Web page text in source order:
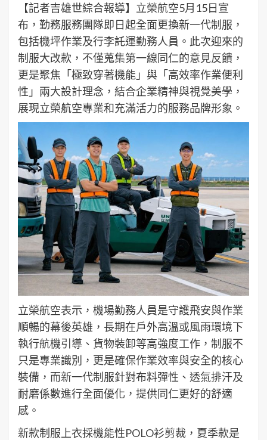
【記者吉雄世綜合報導】立榮航空5月15日宣
布，勤務服務團隊即日起全面更換新一代制服，
包括機坪作業及行李託運勤務人員。此次迎來的
制服大改款，不僅蒐集第一線同仁的意見反饋，
更是聚焦「極致穿著機能」與「高效率作業便利
性」兩大設計理念，結合企業精神與視覺美學，
展現立榮航空專業和充滿活力的服務品牌形象。
立榮航空表示，機場勤務人員是守護飛安與作業
順暢的幕後英雄，長期在戶外高溫或風雨環境下
執行航機引導、貨物裝卸等高強度工作，制服不
只是專業識別，更是確保作業效率與安全的核心
裝備，而新一代制服針對布料彈性、透氣排汗及
耐磨係數進行全面優化，提供同仁更好的舒適
感。
新款制服上衣採機能性POLO衫剪裁，夏季款是